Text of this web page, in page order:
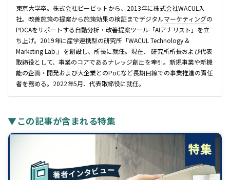
東京大学卒。株式会社ビービットから、2013年に株式会社WACUL入
社。改善施策の提案から施策効果の検証までデジタルマーケティングの
PDCAをサポートする自動分析・改善提案ツール「AIアナリスト」を立
ち上げ。2019年に産学連携型の研究所「WACUL Technology &
Marketing Lab.」を創設し、所長に就任。現在、 研究所所長および代表
取締役として、事業のコアであるナレッジ創出を牽引。新規事業や新機
能の企画・開発および大企業とのPoCなど長期目線での事業推進の責任
者を務める。2022年5月、代表取締役に就任。
▼この記事が含まれる特集